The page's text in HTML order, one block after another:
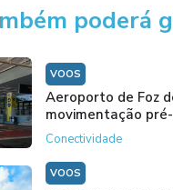
poderá
VOOS
Aeroporto de Foz
movimentação
Conectividade
VOOS